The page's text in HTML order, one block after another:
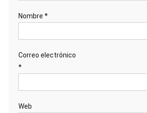
Nombre *
Correo electrónico
*
Web